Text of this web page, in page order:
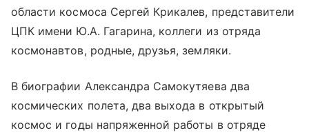
области космоса Сергей Крикалев, представители
ЦПК имени Ю.А. Гагарина, коллеги из отряда
космонавтов, родные, друзья, земляки.
В биографии Александра Самокутяева два
космических полета, два выхода в открытый
космос и годы напряженной работы в отряде